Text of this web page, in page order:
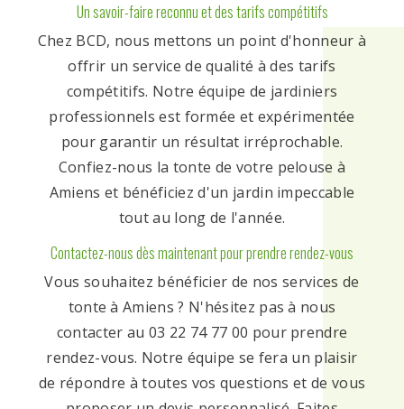
Un savoir-faire reconnu et des tarifs compétitifs
Chez BCD, nous mettons un point d'honneur à
offrir un service de qualité à des tarifs
compétitifs. Notre équipe de jardiniers
professionnels est formée et expérimentée
pour garantir un résultat irréprochable.
Confiez-nous la tonte de votre pelouse à
Amiens et bénéficiez d'un jardin impeccable
tout au long de l'année.
Contactez-nous dès maintenant pour prendre rendez-vous
Vous souhaitez bénéficier de nos services de
tonte à Amiens ? N'hésitez pas à nous
contacter au 03 22 74 77 00 pour prendre
rendez-vous. Notre équipe se fera un plaisir
de répondre à toutes vos questions et de vous